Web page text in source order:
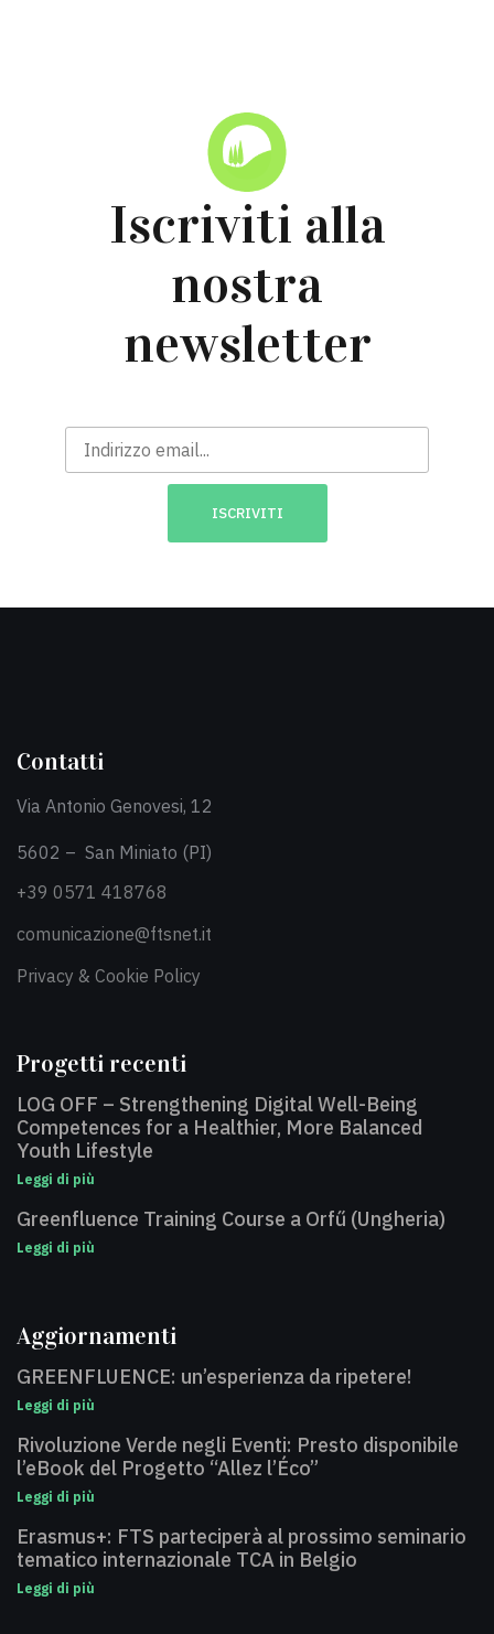
Iscriviti alla
nostra
newsletter
Contatti
Via Antonio Genovesi, 12
5602 – San Miniato (PI)
+39 0571 418768
comunicazione@ftsnet.it
Privacy & Cookie Policy
Progetti recenti
LOG OFF – Strengthening Digital Well-Being
Competences for a Healthier, More Balanced
Youth Lifestyle
Leggi di più
Greenfluence Training Course a Orfű (Ungheria)
Leggi di più
Aggiornamenti
GREENFLUENCE: un’esperienza da ripetere!
Leggi di più
Rivoluzione Verde negli Eventi: Presto disponibile
l’eBook del Progetto “Allez l’Éco”
Leggi di più
Erasmus+: FTS parteciperà al prossimo seminario
tematico internazionale TCA in Belgio
Leggi di più